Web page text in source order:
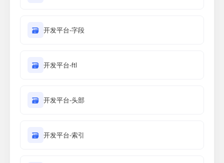
🗃 开发平台-字段
🗃 开发平台-ftl
🗃 开发平台-头部
🗃 开发平台-索引